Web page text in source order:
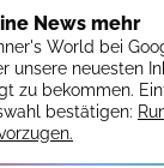
News mehr
World bei
unsere neuesten
zu bekommen.
bestätigen: